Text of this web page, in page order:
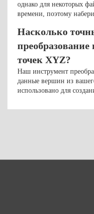
однако для некоторых
времени, поэтому
Насколько
точек XYZ?
Наш инструмент
данные вершин из
использовано для